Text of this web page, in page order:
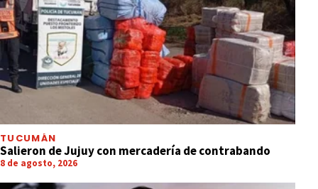
TUCUMÁN
Salieron de Jujuy con mercadería de contrabando
8 de agosto, 2026